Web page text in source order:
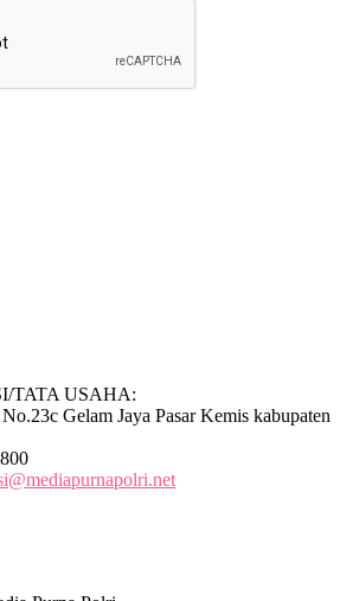
TATA USAHA:
Gelam Jaya Pasar Kemis kabupaten